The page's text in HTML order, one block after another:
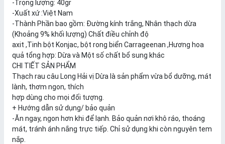
-Trọng lượng: 40gr
-Xuất xứ :Việt Nam
-Thành Phần bao gồm: Đường kính trắng, Nhân thạch dừa
(Khoảng 9% khối lượng) Chất điều chỉnh độ
axit ,Tinh bột Konjac, bột rong biển Carrageenan ,Hương hoa
quả tổng hợp: Dừa và Một số chất bổ sung khác
CHI TIẾT SẢN PHẨM
Thạch rau câu Long Hải vị Dừa là sản phẩm vừa bổ dưỡng, mát
lành, thơm ngon, thích
hợp dùng cho mọi đối tượng.
+ Hướng dẫn sử dụng/ bảo quản
-Ăn ngay, ngon hơn khi để lạnh. Bảo quản nơi khô ráo, thoáng
mát, tránh ánh nắng trực tiếp. Chỉ sử dụng khi còn nguyên tem
nắp.